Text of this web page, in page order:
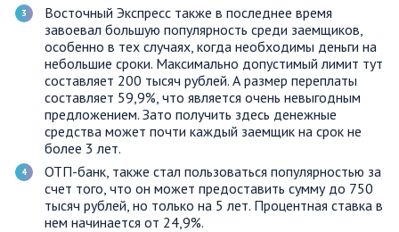
Восточный Экспресс также в последнее время
завоевал большую популярность среди заемщиков,
особенно в тех случаях, когда необходимы деньги на
небольшие сроки. Максимально допустимый лимит тут
составляет 200 тысяч рублей. А размер переплаты
составляет 59,9%, что является очень невыгодным
предложением. Зато получить здесь денежные
средства может почти каждый заемщик на срок не
более 3 лет.
ОТП-банк, также стал пользоваться популярностью за
счет того, что он может предоставить сумму до 750
тысяч рублей, но только на 5 лет. Процентная ставка в
нем начинается от 24,9%.